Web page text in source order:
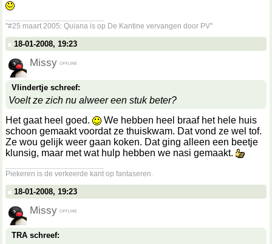
"#25 maart 2005: Quiana is op De Kantine vervangen door PV"
18-01-2008, 19:23
Missy
Vlindertje schreef:
Voelt ze zich nu alweer een stuk beter?
Het gaat heel goed.
We hebben heel braaf het hele huis
schoon gemaakt voordat ze thuiskwam. Dat vond ze wel tof.
Ze wou gelijk weer gaan koken. Dat ging alleen een beetje
klunsig, maar met wat hulp hebben we nasi gemaakt.
Piekeren is de verkeerde kant op fantaseren.
18-01-2008, 19:23
Missy
TRA schreef: